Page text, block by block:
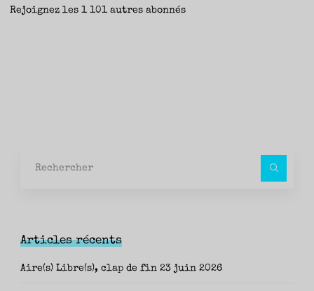
Rejoignez les 1 101 autres abonnés
Articles récents
Aire(s) Libre(s), clap de fin 23 juin 2026